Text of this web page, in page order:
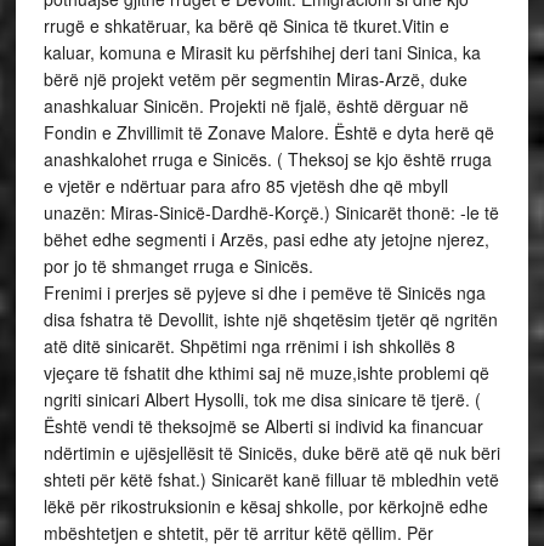
rrugë e shkatëruar, ka bërë që Sinica të tkuret.Vitin e
kaluar, komuna e Mirasit ku përfshihej deri tani Sinica, ka
bërë një projekt vetëm për segmentin Miras-Arzë, duke
anashkaluar Sinicën. Projekti në fjalë, është dërguar në
Fondin e Zhvillimit të Zonave Malore. Është e dyta herë që
anashkalohet rruga e Sinicës. ( Theksoj se kjo është rruga
e vjetër e ndërtuar para afro 85 vjetësh dhe që mbyll
unazën: Miras-Sinicë-Dardhë-Korçë.) Sinicarët thonë: -le të
bëhet edhe segmenti i Arzës, pasi edhe aty jetojne njerez,
por jo të shmanget rruga e Sinicës.
Frenimi i prerjes së pyjeve si dhe i pemëve të Sinicës nga
disa fshatra të Devollit, ishte një shqetësim tjetër që ngritën
atë ditë sinicarët. Shpëtimi nga rrënimi i ish shkollës 8
vjeçare të fshatit dhe kthimi saj në muze,ishte problemi që
ngriti sinicari Albert Hysolli, tok me disa sinicare të tjerë. (
Është vendi të theksojmë se Alberti si individ ka financuar
ndërtimin e ujësjellësit të Sinicës, duke bërë atë që nuk bëri
shteti për këtë fshat.) Sinicarët kanë filluar të mbledhin vetë
lëkë për rikostruksionin e kësaj shkolle, por kërkojnë edhe
mbështetjen e shtetit, për të arritur këtë qëllim. Për